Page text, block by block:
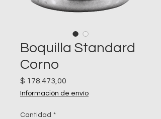
Boquilla Standard
Corno
$ 178.473,00
Información de envío
Cantidad *